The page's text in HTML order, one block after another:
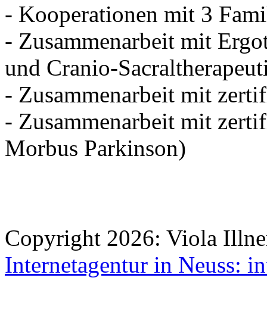
- Kooperationen mit 3
- Zusammenarbeit mit
und Cranio-
- Zusammenarbeit mit
- Zusammenarbeit mit
Morbus Parkinson)
Copyright 2026: Viola
Internetagentur in Neuss: